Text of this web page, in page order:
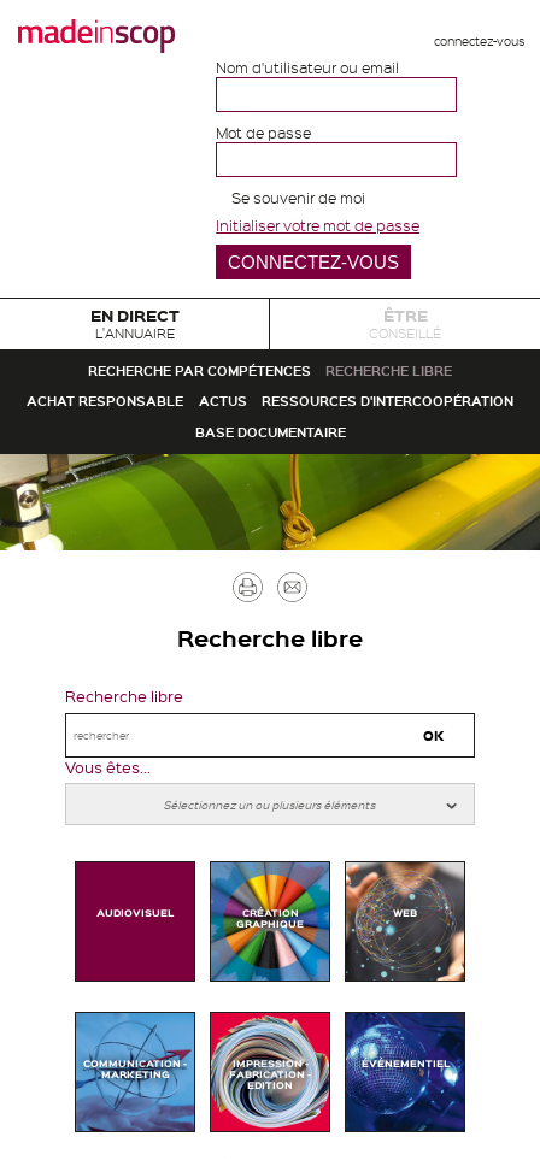
connectez-vous
Nom d'utilisateur ou email
Mot de passe
Se souvenir de moi
Initialiser votre mot de passe
EN DIRECT
L'ANNUAIRE
ÊTRE
CONSEILLÉ
RECHERCHE PAR COMPÉTENCES
RECHERCHE LIBRE
ACHAT RESPONSABLE
ACTUS
RESSOURCES D'INTERCOOPÉRATION
BASE DOCUMENTAIRE
Imprimer
Recherche libre
Recherche libre
Vous êtes...
AUDIOVISUEL CRÉATION
GRAPHIQUE
WEB
COMMUNICATION -
MARKETING
IMPRESSION -
FABRICATION -
EDITION
ÉVÉNEMENTIEL